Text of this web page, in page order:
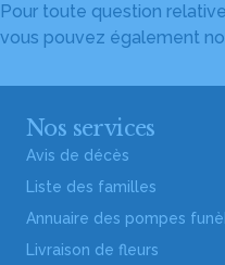
Pour toute question
vous pouvez également
Nos services
Avis de décès
Liste des familles
Annuaire des pompes
Livraison de fleurs